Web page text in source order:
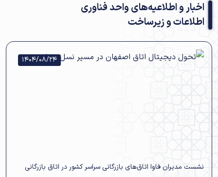
اخبار و اطلاعیه‌های واحد فناوری
اطلاعات و زیرساخت
1404/08/24
نشست مدیران فاوا‌ اتاق‌های بازرگانی سراسر کشور در اتاق بازرگانی